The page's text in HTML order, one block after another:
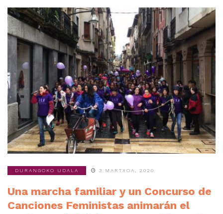
DURANGOKO UDALA 3 MARTXOA, 2020
Una marcha familiar y un Concurso de
Canciones Feministas animarán el